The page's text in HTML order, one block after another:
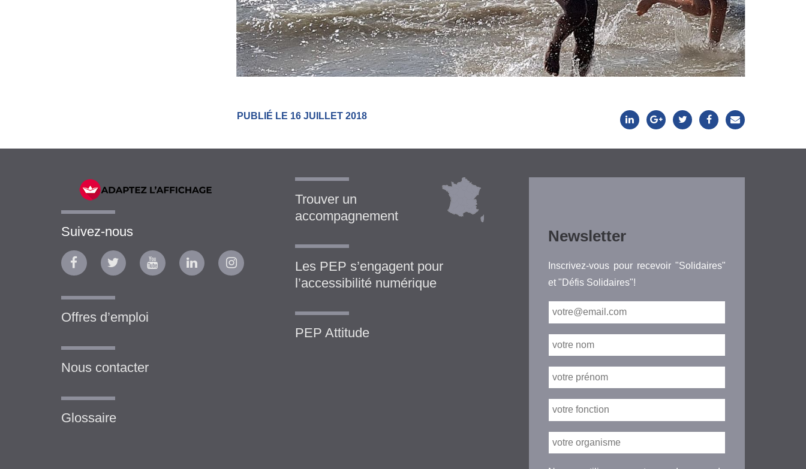
PUBLIÉ LE 16 JUILLET 2018
Suivez-nous
Offres d’emploi
Nous contacter
Glossaire
Trouver un
accompagnement
Les PEP s’engagent pour
l’accessibilité numérique
PEP Attitude
Newsletter
Inscrivez-vous pour recevoir "Solidaires"
et "Défis Solidaires"!